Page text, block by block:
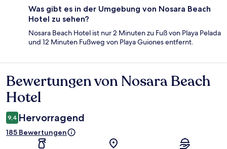
Was gibt es in der Umgebung von Nosara Beach
Hotel zu sehen?
Nosara Beach Hotel ist nur 2 Minuten zu Fuß von Playa Pelada
und 12 Minuten Fußweg von Playa Guiones entfernt.
Bewertungen
Bewertungen von Nosara Beach
Hotel
9,4 Hervorragend
185 Bewertungen